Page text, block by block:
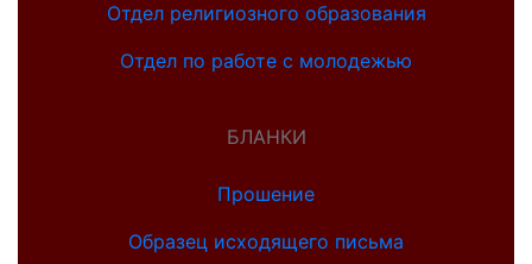
Отдел религиозного образования
Отдел по работе с молодежью
БЛАНКИ
Прошение
Образец исходящего письма